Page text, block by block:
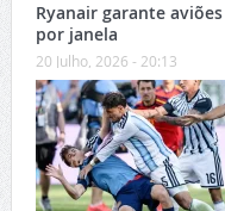
Ryanair garante
por janela
20 Julho, 2026 - 20:13